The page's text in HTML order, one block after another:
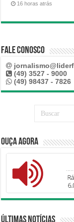
16 horas atrás
Fale Conosco
(49) 3527 - 9000
(49) 98437 - 7826
Ouça Agora